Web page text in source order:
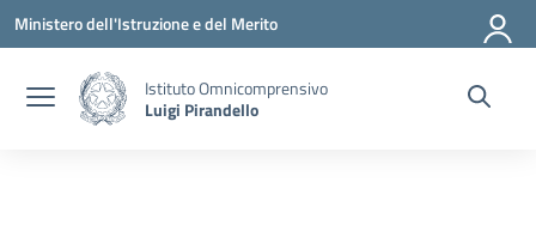
Vai ai contenuti
Vai al menu di navigazione
Vai al footer
Ministero dell'Istruzione e del Merito
Istituto Omnicomprensivo
Luigi Pirandello